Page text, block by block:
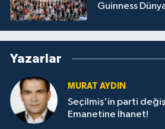
Guinness
Yazarlar
MURAT AYDIN
Seçilmiş'in parti
Emanetine İhanet!